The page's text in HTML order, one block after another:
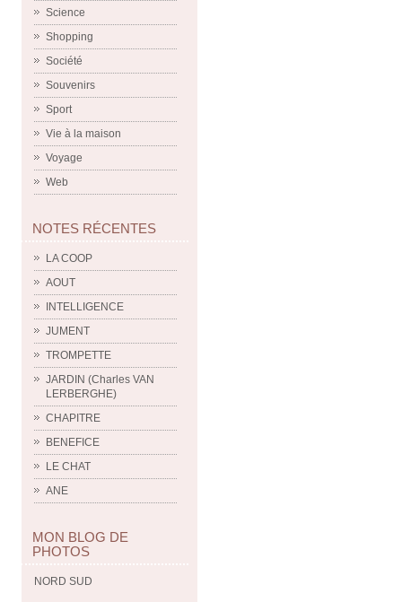
Science
Shopping
Société
Souvenirs
Sport
Vie à la maison
Voyage
Web
NOTES RÉCENTES
LA COOP
AOUT
INTELLIGENCE
JUMENT
TROMPETTE
JARDIN (Charles VAN
LERBERGHE)
CHAPITRE
BENEFICE
LE CHAT
ANE
MON BLOG DE
PHOTOS
NORD SUD